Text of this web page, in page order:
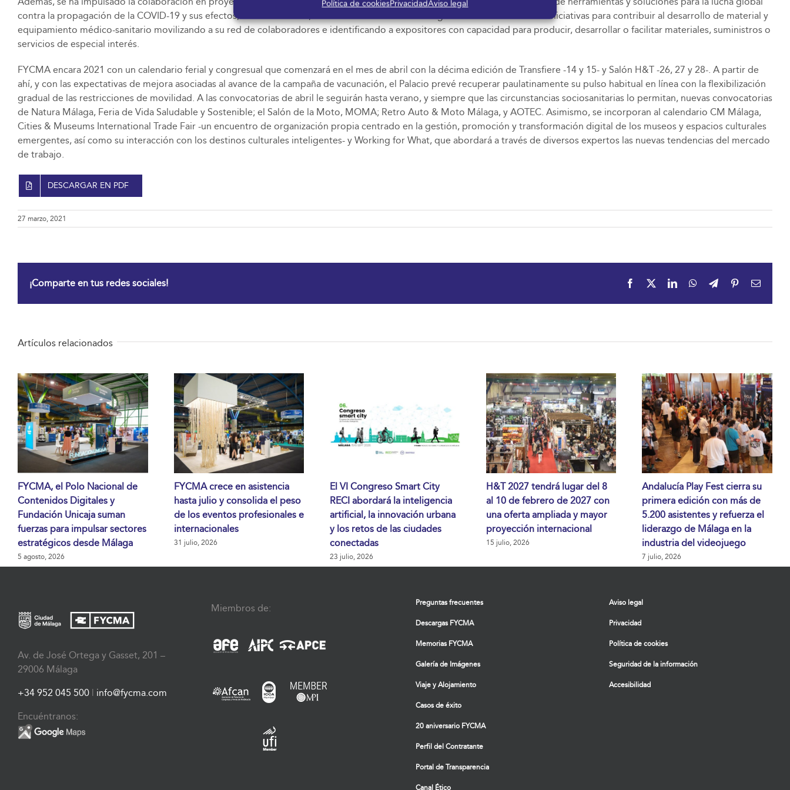
Política de cookiesPrivacidadAviso legal
contra la propagación de la COVID-19 y sus efectos, caso de Alastria, IBM o la Universidad de Málaga. También ha articulado iniciativas para contribuir al desarrollo de material y
equipamiento médico-sanitario movilizando a su red de colaboradores e identificando a expositores con capacidad para producir, desarrollar o facilitar materiales, suministros o
servicios de especial interés.
FYCMA encara 2021 con un calendario ferial y congresual que comenzará en el mes de abril con la décima edición de Transfiere -14 y 15- y Salón H&T -26, 27 y 28-. A partir de
ahí, y con las expectativas de mejora asociadas al avance de la campaña de vacunación, el Palacio prevé recuperar paulatinamente su pulso habitual en línea con la flexibilización
gradual de las restricciones de movilidad. A las convocatorias de abril le seguirán hasta verano, y siempre que las circunstancias sociosanitarias lo permitan, nuevas convocatorias
de Natura Málaga, Feria de Vida Saludable y Sostenible; el Salón de la Moto, MOMA; Retro Auto & Moto Málaga, y AOTEC. Asimismo, se incorporan al calendario CM Málaga,
Cities & Museums International Trade Fair -un encuentro de organización propia centrado en la gestión, promoción y transformación digital de los museos y espacios culturales
emergentes, así como su interacción con los destinos culturales inteligentes- y Working for What, que abordará a través de diversos expertos las nuevas tendencias del mercado
de trabajo.
DESCARGAR EN PDF
27 marzo, 2021
¡Comparte en tus redes sociales! Facebook LinkedInWhatsApp
TelegramPinterestCorreo
Artículos relacionados
FYCMA, el Polo Nacional de
Contenidos Digitales y
Fundación Unicaja suman
fuerzas para impulsar sectores
estratégicos desde Málaga
5 agosto, 2026
FYCMA crece en asistencia
hasta julio y consolida el peso
de los eventos profesionales e
internacionales
31 julio, 2026
El VI Congreso Smart City
RECI abordará la inteligencia
artificial, la innovación urbana
y los retos de las ciudades
conectadas
23 julio, 2026
H&T 2027 tendrá lugar del 8
al 10 de febrero de 2027 con
una oferta ampliada y mayor
proyección internacional
15 julio, 2026
Andalucía Play Fest cierra su
primera edición con más de
5.200 asistentes y refuerza el
liderazgo de Málaga en la
industria del videojuego
7 julio, 2026
Av. de José Ortega y Gasset, 201 –
29006 Málaga
+34 952 045 500 info@fycma.com
Encuéntranos:
Miembros de: Preguntas frecuentes
Descargas FYCMA
Memorias FYCMA
Galería de Imágenes
Viaje y Alojamiento
Casos de éxito
20 aniversario FYCMA
Perfil del Contratante
Portal de Transparencia
Canal Ético
Aviso legal
Privacidad
Política de cookies
Seguridad de la información
Accesibilidad